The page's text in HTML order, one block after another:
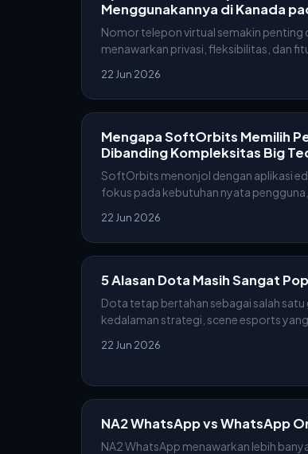
Menggunakannya di Kanada
Nomor telepon virtual semakin penting
menawarkan privasi, fleksibilitas, dan
22 Jun 2026
Mengapa SoftOrbits Memilih
Dibanding Kompleksitas Big
SoftOrbits menonjol dengan aplikasi
fokus pada kebutuhan nyata pengguna,
22 Jun 2026
5 Alasan Dota Masih Sangat
Dota tetap bertahan sebagai salah
kedalaman strategi, scene esports yang
22 Jun 2026
NA2 WhatsApp vs WhatsApp
NA2 WhatsApp menawarkan lebih